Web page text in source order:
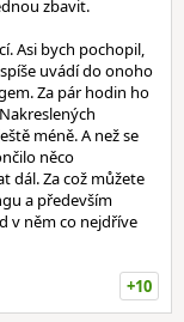
zbavit.
Asi bych pochopil,
uvádí do onoho
Za pár hodin ho
méně. A než se
něco
dál. Za což můžete
a především
v něm co nejdříve
+10